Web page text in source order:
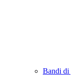
Bandi di